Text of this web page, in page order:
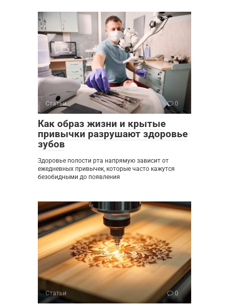
Статьи 0
Как образ жизни и крытые
привычки разрушают здоровье
зубов
Здоровье полости рта напрямую зависит от
ежедневных привычек, которые часто кажутся
безобидными до появления
Статьи 0